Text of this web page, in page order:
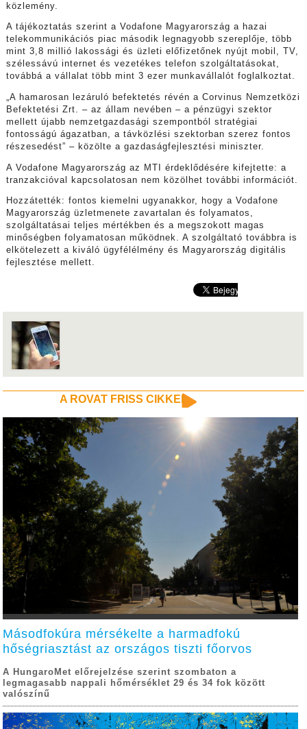
közlemény.
A tájékoztatás szerint a Vodafone Magyarország a hazai
telekommunikációs piac második legnagyobb szereplője, több
mint 3,8 millió lakossági és üzleti előfizetőnek nyújt mobil, TV,
szélessávú internet és vezetékes telefon szolgáltatásokat,
továbbá a vállalat több mint 3 ezer munkavállalót foglalkoztat.
„A hamarosan lezáruló befektetés révén a Corvinus Nemzetközi
Befektetési Zrt. – az állam nevében – a pénzügyi szektor
mellett újabb nemzetgazdasági szempontból stratégiai
fontosságú ágazatban, a távközlési szektorban szerez fontos
részesedést” – közölte a gazdaságfejlesztési miniszter.
A Vodafone Magyarország az MTI érdeklődésére kifejtette: a
tranzakcióval kapcsolatosan nem közölhet további információt.
Hozzátették: fontos kiemelni ugyanakkor, hogy a Vodafone
Magyarország üzletmenete zavartalan és folyamatos,
szolgáltatásai teljes mértékben és a megszokott magas
minőségben folyamatosan működnek. A szolgáltató továbbra is
elkötelezett a kiváló ügyfélélmény és Magyarország digitális
fejlesztése mellett.
A ROVAT FRISS CIKKEI
Másodfokúra mérsékelte a harmadfokú
hőségriasztást az országos tiszti főorvos
A HungaroMet előrejelzése szerint szombaton a
legmagasabb nappali hőmérséklet 29 és 34 fok között
valószínű